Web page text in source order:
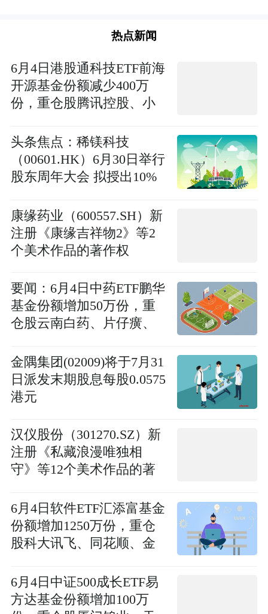
热点新闻
6月4日港股通科技ETF前海
开源基金份额减少400万
份，重仓股腾讯控股、小
头条焦点：稀镁科技
（00601.HK）6月30日举行
股东周年大会 拟授出10%
康缘药业（600557.SH）新
注册《康缘吉祥物2》等2
个美术作品的著作权
要闻：6月4日中药ETF鹏华
基金份额增加50万份，重
仓股云南白药、片仔癀、
金隅集团(02009)将于7月31
日派发末期股息每股0.0575
港元
汉仪股份（301270.SZ）新
注册《私藏浪漫唯独相
守》等12个美术作品的著
6月4日软件ETF汇添富基金
份额增加1250万份，重仓
股科大讯飞、同花顺、金
6月4日中证500成长ETF易
方达基金份额增加100万